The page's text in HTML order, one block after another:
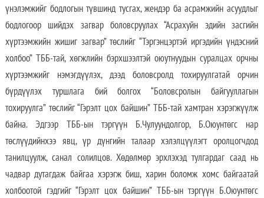
үнэлэмжийг бодлогын түвшинд тусгах, жендэр ба асрамжийн асуудлыг
бодлогоор шийдэх загвар боловсруулах “Асрахуйн эдийн засгийн
хүртээмжийн жишиг загвар” төслийг “Тэргэнцэртэй иргэдийн үндэсний
холбоо” ТББ-тай, хөгжлийн бэрхшээлтэй оюутнуудын суралцах орчны
хүртээмжийг нэмэгдүүлэх, дээд боловсролд тохируулгатай орчин
бүрдүүлэх туршлага бий болгох “Боловсролын байгууллагын
тохируулга” төслийг “Гэрэлт цох байшин” ТББ-тай хамтран хэрэгжүүлж
байна. Эдгээр ТББ-ын тэргүүн Б.Чулуундолгор, Б.Оюунтөгс нар
төслүүдийнхээ явц, үр дүнгийн талаар хэлэлцүүлэгт оролцогчдод
танилцуулж, санал солилцов. Хөдөлмөр эрхлэхэд тулгардаг саад нь
чадвар дутагдаж байгаа хэрэгж биш, харин боломж хомс байгаатай
холбоотой гэдгийг “Гэрэлт цох байшин” ТББ-ын тэргүүн Б.Оюунтөгс